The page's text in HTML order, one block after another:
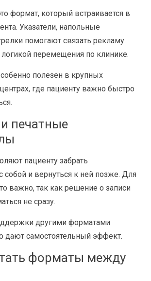
формат, который встраивается в
Указатели, напольные
помогают связать рекламу
логикой перемещения по клинике.
полезен в крупных
где пациенту важно быстро
печатные
пациенту забрать
и вернуться к ней позже. Для
важно, так как решение о записи
не сразу.
другими форматами
дают самостоятельный эффект.
форматы между